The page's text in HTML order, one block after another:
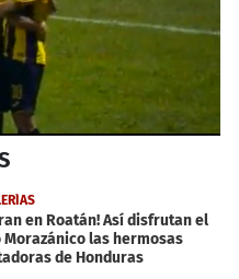
en Roatán! Así disfrutan el
Morazánico las hermosas
de Honduras